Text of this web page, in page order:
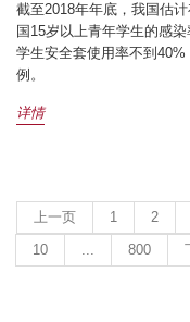
截至2018年年底，我国估
国15岁以上青年学生的感
学生安全套使用率不到
例。
详情
上一页 1 2
10
... 800